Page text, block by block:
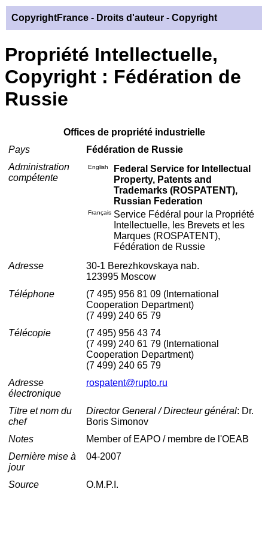
CopyrightFrance - Droits d'auteur - Copyright
Propriété Intellectuelle,
Copyright : Fédération de
Russie
Offices de propriété industrielle
Pays
Fédération de Russie
Administration
compétente
English
Federal Service for Intellectual
Property, Patents and
Trademarks (ROSPATENT),
Russian Federation
Français Service Fédéral pour la Propriété
Intellectuelle, les Brevets et les
Marques (ROSPATENT),
Fédération de Russie
Adresse
30-1 Berezhkovskaya nab.
123995 Moscow
Téléphone
(7 495) 956 81 09 (International
Cooperation Department)
(7 499) 240 65 79
Télécopie
(7 495) 956 43 74
(7 499) 240 61 79 (International
Cooperation Department)
(7 499) 240 65 79
Adresse
électronique
rospatent@rupto.ru
Titre et nom du
chef
Director General / Directeur général: Dr.
Boris Simonov
Notes
Member of EAPO / membre de l'OEAB
Dernière mise à
jour
04-2007
Source O.M.P.I.